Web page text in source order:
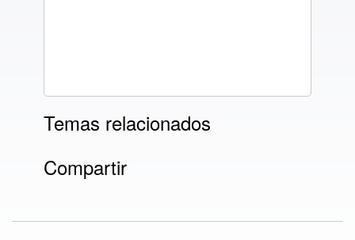
Temas relacionados
Compartir